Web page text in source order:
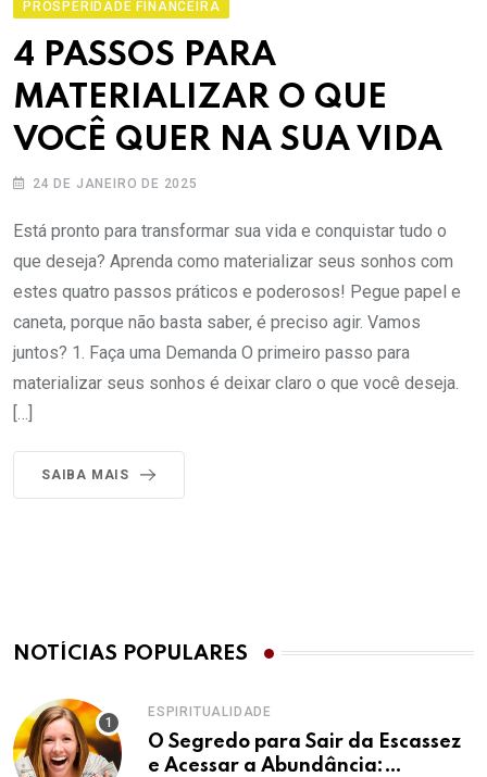
PROSPERIDADE FINANCEIRA
4 PASSOS PARA
MATERIALIZAR O QUE
VOCÊ QUER NA SUA VIDA
24 DE JANEIRO DE 2025
Está pronto para transformar sua vida e conquistar tudo o
que deseja? Aprenda como materializar seus sonhos com
estes quatro passos práticos e poderosos! Pegue papel e
caneta, porque não basta saber, é preciso agir. Vamos
juntos? 1. Faça uma Demanda O primeiro passo para
materializar seus sonhos é deixar claro o que você deseja.
[…]
SAIBA MAIS
NOTÍCIAS POPULARES
ESPIRITUALIDADE
O Segredo para Sair da Escassez
e Acessar a Abundância: